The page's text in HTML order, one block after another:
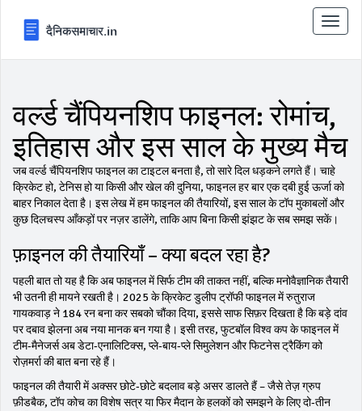
टॉगल
से
वर्ल्ड चैंपियनशिप फाइनल: रोमांच,
इतिहास और इस साल के मुख्य मैच
जब वर्ल्ड चैंपियनशिप फाइनल का टाइटल बनता है, तो सारे दिल धड़कने लगते हैं। चाहे
क्रिकेट हो, टेनिस हो या किसी और खेल की दुनिया, फाइनल हर बार एक दबी हुई ऊर्जा को
बाहर निकाल देता है। इस लेख में हम फाइनल की तैयारियों, इस साल के टॉप मुकाबलों और
कुछ दिलचस्प आँकड़ों पर नज़र डालेंगे, ताकि आप बिना किसी झंझट के सब समझ सकें।
फ़ाइनल की तैयारियाँ – क्या बदल रहा है?
पहली बात तो यह है कि अब फाइनल में सिर्फ टीम की ताकत नहीं, बल्कि मनोवैज्ञानिक तैयारी
भी उतनी ही मायने रखती है। 2025 के क्रिकेट डुलीप ट्रॉफी फाइनल में रुतुराज
गायकवाड़ ने 184 रन बना कर सबको चौंका दिया, इससे साफ सिफ़र दिखता है कि बड़े दांव
पर दबाव झेलना अब नया मानक बन गया है। इसी तरह, फुटबॉल विश्व कप के फाइनल में
टीम‑मैनेजर्स अब डेटा‑एनालिटिक्स, प्ले‑बाय‑प्ले सिमुलेशन और फिटनेस ट्रैकिंग को
रोज़मर्रा की बात बना रहे हैं।
फाइनल की तैयारी में अक्सर छोटे‑छोटे बदलाव बड़े असर डालते हैं – जैसे तेज़ ग्रुप
फ़ीडबैक, टॉप कोच का विशेष सत्र या फिर मैदान के हलकों को समझने के लिए दो‑तीन